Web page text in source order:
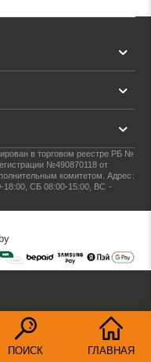
ПОИСК ГЛАВНАЯ
в торговом реестре РБ №
№490870118 от
комитетом.Адрес:
18:00, СБ 08:00-15:00, ВС -